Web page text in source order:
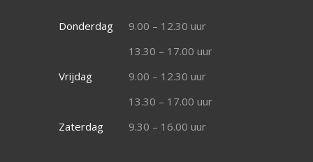
Donderdag
9.00 – 12.30 uur
13.30 – 17.00 uur
Vrijdag
9.00 – 12.30 uur
13.30 – 17.00 uur
Zaterdag
9.30 – 16.00 uur